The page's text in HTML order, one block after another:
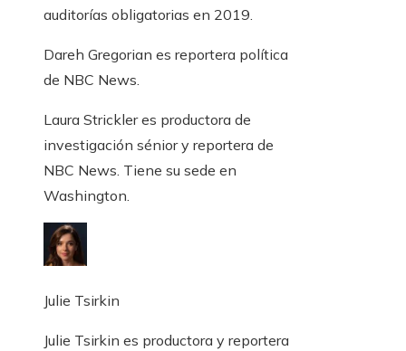
auditorías obligatorias en 2019.
Dareh Gregorian es reportera política
de NBC News.
Laura Strickler es productora de
investigación sénior y reportera de
NBC News. Tiene su sede en
Washington.
Julie Tsirkin
Julie Tsirkin es productora y reportera